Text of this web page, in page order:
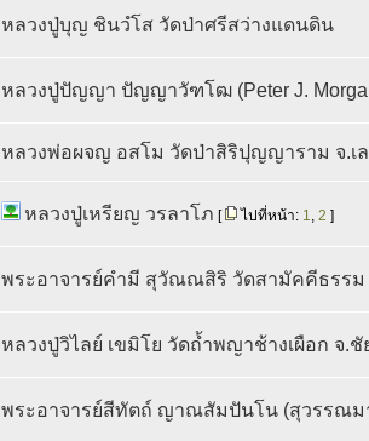
หลวงปู่บุญ ชินวํโส วัดป่าศรีสว่างแดนดิน
หลวงปู่ปัญญา ปัญญาวัฑโฒ (Peter J.
หลวงพ่อผจญ อสโม วัดป่าสิริปุญญาราม จ.เ
หลวงปู่เหรียญ วรลาโภ [ ไปที่หน้า: 1, 2 ]
พระอาจารย์คำมี สุวัณณสิริ วัดสามัคคีธรรม
หลวงปู่วิไลย์ เขมิโย วัดถ้ำพญาช้างเผือก จ.
พระอาจารย์สีทัตถ์ ญาณสัมปันโน (สุวรรณม